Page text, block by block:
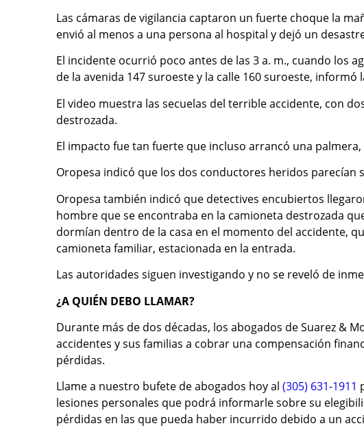
Las cámaras de vigilancia captaron un fuerte choque la
envió al menos a una persona al hospital y dejó un
El incidente ocurrió poco antes de las 3 a. m., cuando los
de la avenida 147 suroeste y la calle 160 suroeste, informó
El video muestra las secuelas del terrible accidente, con
destrozada.
El impacto fue tan fuerte que incluso arrancó una
Oropesa indicó que los dos conductores heridos parecían
Oropesa también indicó que detectives encubiertos
hombre que se encontraba en la camioneta destrozada
dormían dentro de la casa en el momento del accidente,
camioneta familiar, estacionada en la entrada.
Las autoridades siguen investigando y no se reveló de
¿A QUIÉN DEBO LLAMAR?
Durante más de dos décadas, los abogados de Suarez &
accidentes y sus familias a cobrar una compensación
pérdidas.
Llame a nuestro bufete de abogados hoy al (305) 631-1911
lesiones personales que podrá informarle sobre su
pérdidas en las que pueda haber incurrido debido a un